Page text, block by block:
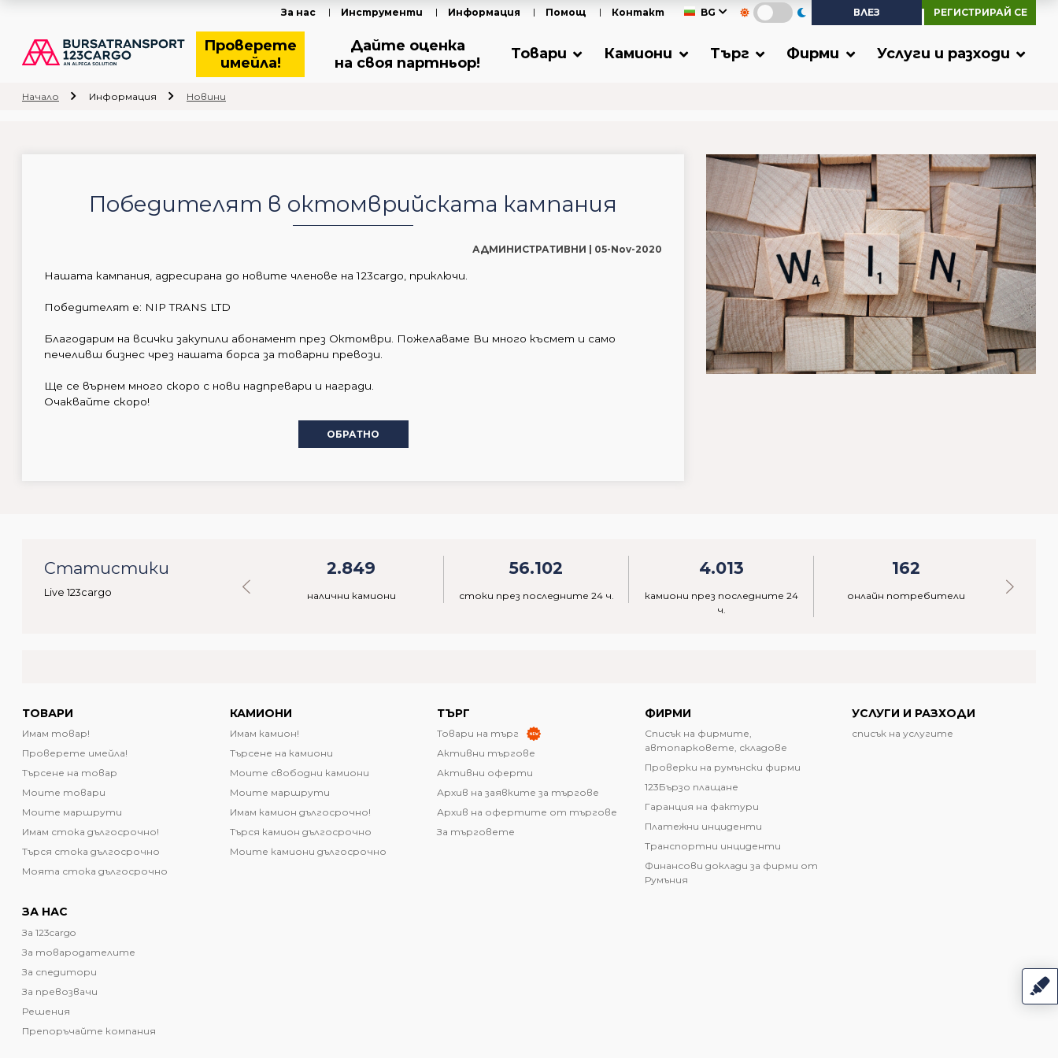
ВЛЕЗ
РЕГИСТРИРАЙ СЕ
BG
За нас Инструменти Информация Помощ Контакт
Проверете
имейла!
Дайте оценка
на своя партньор!
Товари Камиони Търг Фирми Услуги и разходи
Начало Информация Новини
Победителят в октомврийската кампания
АДМИНИСТРАТИВНИ | 05-Nov-2020
Нашата кампания, адресирана до новите членове на 123cargo, приключи.
Победителят е: NIP TRANS LTD
Благодарим на всички закупили абонамент през Октомври. Пожелаваме Ви много късмет и само
печеливш бизнес чрез нашата борса за товарни превози.
Ще се върнем много скоро с нови надпревари и награди.
Очаквайте скоро!
ОБРАТНО
Статистики
Live 123cargo
31.108 2.849
налични камиони
56.102
стоки през последните 24 ч.
4.013
камиони през последните 24
ч.
162
онлайн потребители
ТОВАРИ
Имам товар!
Проверете имейла!
Търсене на товар
Моите товари
Моите маршрути
Имам стока дългосрочно!
Търся стока дългосрочно
Моята стока дългосрочно
КАМИОНИ
Имам камион!
Търсене на камиони
Моите свободни камиони
Моите маршрути
Имам камион дългосрочно!
Търся камион дългосрочно
Моите камиони дългосрочно
ТЪРГ
Товари на търг
Активни търгове
Активни оферти
Архив на заявките за търгове
Архив на офертите от търгове
За търговете
ФИРМИ
Списък на фирмите,
автопарковете, складове
Проверки на румънски фирми
123Бързо плащане
Гаранция на фактури
Платежни инциденти
Транспортни инциденти
Финансови доклади за фирми от
Румъния
УСЛУГИ И РАЗХОДИ
списък на услугите
ЗА НАС
За 123cargo
За товародателите
За спедитори
За превозвачи
Решения
Препоръчайте компания